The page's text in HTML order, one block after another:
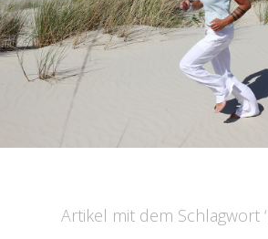
Artikel mit dem Schlagwort ‘